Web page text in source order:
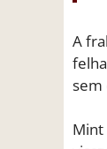
A
sem
Mint